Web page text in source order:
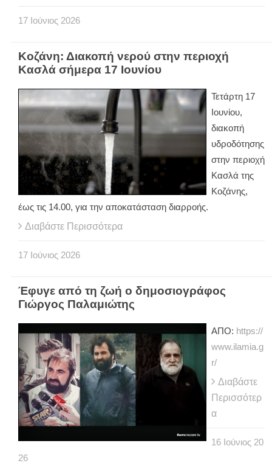
17 Ιούνιος 2026
Κοζάνη: Διακοπή νερού στην περιοχή
Κασλά σήμερα 17 Ιουνίου
Τετάρτη 17
Ιουνίου,
διακοπή
υδροδότησης
στην περιοχή
Κασλά της
Κοζάνης,
έως τις 14.00, για την αποκατάσταση διαρροής.
Διαβάστε Περισσότερα
17 Ιούνιος 2026
Έφυγε από τη ζωή ο δημοσιογράφος
Γιώργος Παλαμιώτης
ΑΠΟ: https://
www.ilamia.g
r/
Διαβάστε
Περισσότερ
α
16 Ιούνιος 20
26